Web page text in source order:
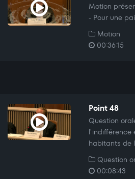
Motion
- Pour une
Motion
00:36:15
Point 48
Question
l'indifférence
habitants de
Question
00:08:43